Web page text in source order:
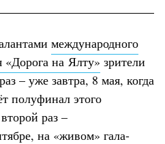
международного
«Дорога на Ялту» зрители
– уже завтра, 8 мая, когда
полуфинал этого
раз –
на «живом» гала-